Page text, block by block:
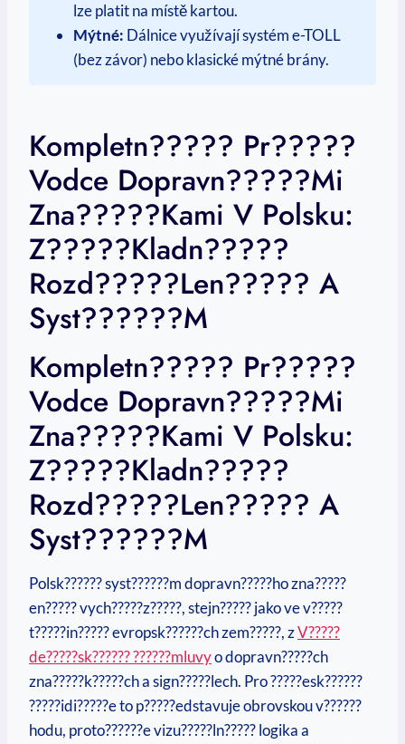
lze platit na místě kartou.
Mýtné: Dálnice využívají systém e-TOLL
(bez závor) nebo klasické mýtné brány.
Kompletn????? Pr?????
Vodce Dopravn?????mi
Zna?????kami V Polsku:
Z?????kladn?????
Rozd?????len????? A
Syst??????m
Kompletn????? Pr?????
Vodce Dopravn?????mi
Zna?????kami V Polsku:
Z?????kladn?????
Rozd?????len????? A
Syst??????m
Polsk?????? syst??????m dopravn?????ho zna?????
en????? vych?????z?????, stejn????? jako ve v?????
t?????in????? evropsk??????ch zem?????, zV?????
de?????sk?????? ??????mluvyo dopravn?????ch
zna?????k?????ch a sign?????lech. Pro ?????esk??????
?????idi?????e to p?????edstavuje obrovskou v??????
hodu, proto??????e vizu?????ln????? logika a